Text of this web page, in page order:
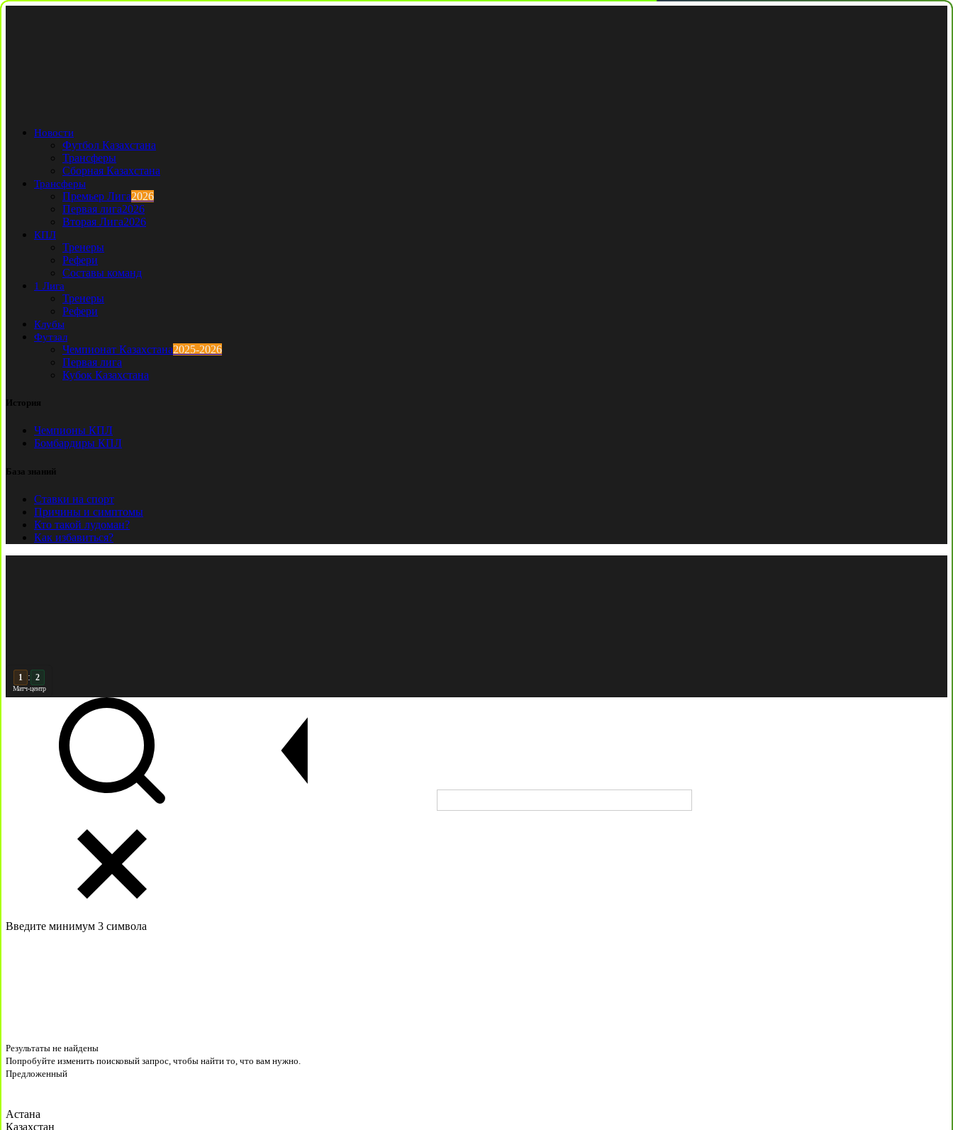
Новости
Футбол Казахстана
Трансферы
Сборная Казахстана
Трансферы
Премьер Лига2026
Первая лига2026
Вторая Лига2026
КПЛ
Тренеры
Рефери
Составы команд
1 Лига
Тренеры
Рефери
Клубы
Футзал
Чемпионат Казахстана2025-2026
Первая лига
Кубок Казахстана
История
Чемпионы КПЛ
Бомбардиры КПЛ
База знаний
Ставки на спорт
Причины и симптомы
Кто такой лудоман?
Как избавиться?
2 : 2
Матч-центр
Введите минимум 3 символа
Результаты не найдены
Попробуйте изменить поисковый запрос, чтобы найти то, что вам нужно.
Предложенный
Астана
Казахстан